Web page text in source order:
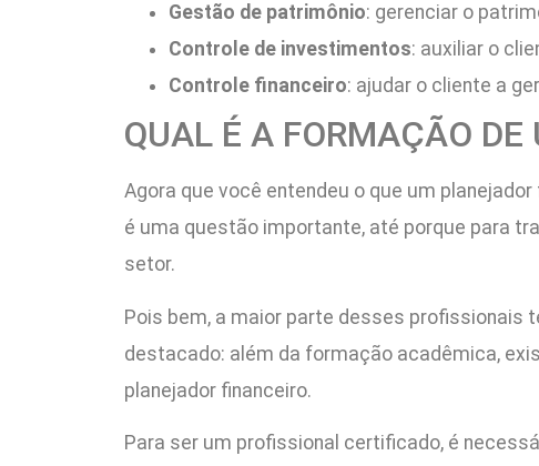
Gestão de patrimônio: gerenciar o
Controle de investimentos: auxiliar o
Controle financeiro: ajudar o cliente a
QUAL É A FORMAÇÃO
Agora que você entendeu o que um
é uma questão importante, até porque para
setor.
Pois bem, a maior parte desses profissionais
destacado: além da formação acadêmica,
planejador financeiro.
Para ser um profissional certificado, é